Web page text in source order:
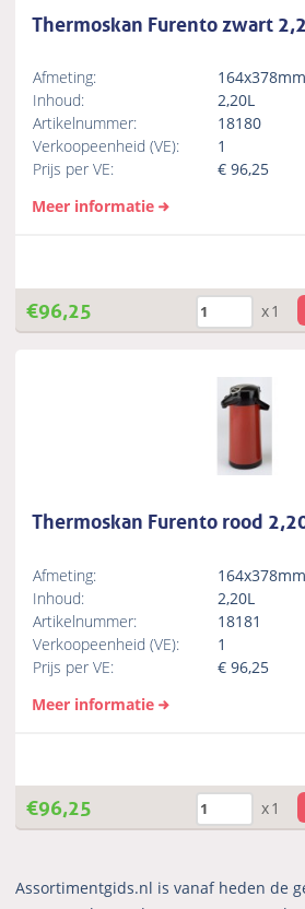
Thermoskan Furento zwart
Afmeting:
Inhoud:
2,20L
Artikelnummer:
18180
Verkoopeenheid (VE):
1
Prijs per VE:
€96,25
Meer informatie
€96,25 x1
Thermoskan Furento rood
Afmeting:
Inhoud:
2,20L
Artikelnummer:
18181
Verkoopeenheid (VE):
1
Prijs per VE:
€96,25
Meer informatie
€96,25 x1
Assortimentgids.nl is vanaf heden de